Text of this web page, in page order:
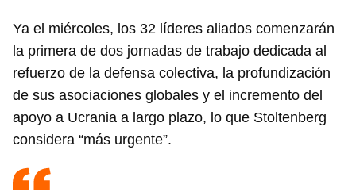
Ya el miércoles, los 32 líderes aliados comenzarán
la primera de dos jornadas de trabajo dedicada al
refuerzo de la defensa colectiva, la profundización
de sus asociaciones globales y el incremento del
apoyo a Ucrania a largo plazo, lo que Stoltenberg
considera “más urgente”.